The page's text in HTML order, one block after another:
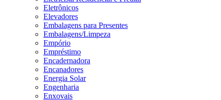
Eletrônicos
Elevadores
Embalagens para Presentes
Embalagens/Limpeza
Empório
Empréstimo
Encadernadora
Encanadores
Energia Solar
Engenharia
Enxovais